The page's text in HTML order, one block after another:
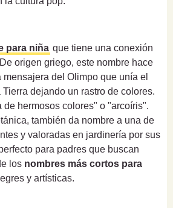
para niña que tiene una conexión
origen griego, este nombre hace
del Olimpo que unía el
dejando un rastro de colores.
de hermosos colores" o "arcoíris".
también da nombre a una de
y valoradas en jardinería por sus
para padres que buscan
los nombres más cortos para
y artísticas.